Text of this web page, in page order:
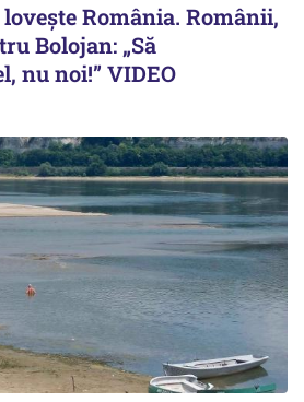
România. Românii,
Bolojan: „Să
nu noi!” VIDEO